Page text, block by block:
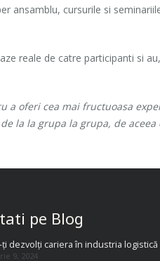
ansamblu, cursurile si
reale de catre participanti si
a oferi cea mai fructuoasa
la la grupa la grupa, de
pe Blog
ți dezvolți cariera în industria logistică
9, 2024